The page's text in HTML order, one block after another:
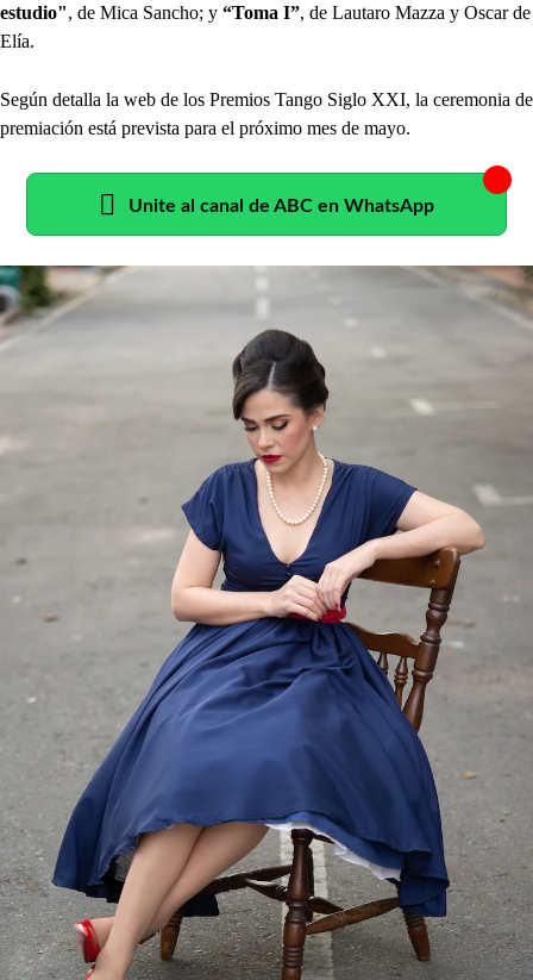
estudio", de Mica Sancho; y “Toma I”, de Lautaro Mazza y Oscar de
Elía.
Según detalla la web de los Premios Tango Siglo XXI, la ceremonia de
premiación está prevista para el próximo mes de mayo.
Unite al canal de ABC en WhatsApp